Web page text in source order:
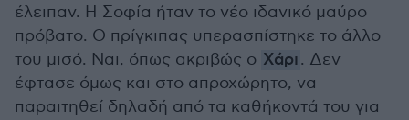
έλειπαν. Η Σοφία ήταν το νέο ιδανικό μαύρο
πρόβατο. Ο πρίγκιπας υπερασπίστηκε το άλλο
του μισό. Ναι, όπως ακριβώς ο Χάρι. Δεν
έφτασε όμως και στο απροχώρητο, να
παραιτηθεί δηλαδή από τα καθήκοντά του για